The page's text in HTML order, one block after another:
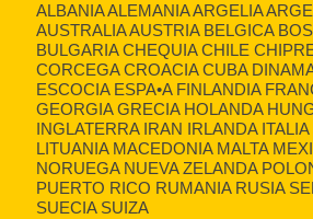
ALBANIA ALEMANIA ARGELIA
AUSTRALIA AUSTRIA BELGICA
BULGARIA CHEQUIA CHILE
CORCEGA CROACIA CUBA
ESCOCIA ESPA•A FINLANDIA
GEORGIA GRECIA HOLANDA
INGLATERRA IRAN IRLANDA
LITUANIA MACEDONIA MALTA
NORUEGA NUEVA ZELANDA
PUERTO RICO RUMANIA RUSIA
SUECIA SUIZA